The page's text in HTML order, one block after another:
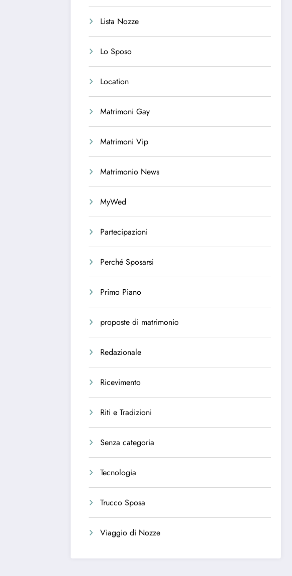
Lista Nozze
Lo Sposo
Location
Matrimoni Gay
Matrimoni Vip
Matrimonio News
MyWed
Partecipazioni
Perché Sposarsi
Primo Piano
proposte di matrimonio
Redazionale
Ricevimento
Riti e Tradizioni
Senza categoria
Tecnologia
Trucco Sposa
Viaggio di Nozze